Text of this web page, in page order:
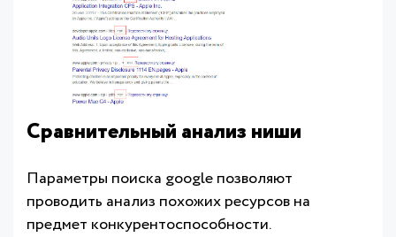
Сравнительный анализ ниши
Параметры поиска google позволяют
проводить анализ похожих ресурсов на
предмет конкурентоспособности.